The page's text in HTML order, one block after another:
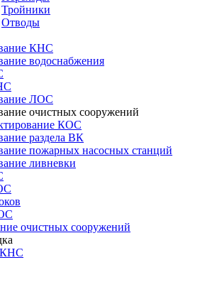
Тройники
Отводы
КНС
водоснабжения
ЛОС
очистных сооружений
КОС
раздела ВК
пожарных насосных станций
ливневки
очистных сооружений